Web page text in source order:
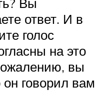
ответ. И в
голос
на это
вы
он говорил вам